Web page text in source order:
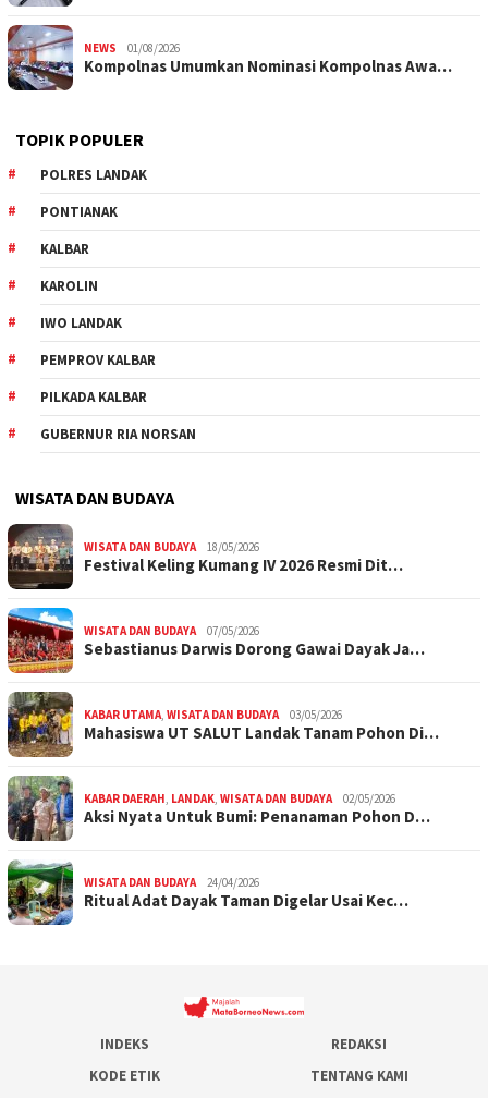
NEWS 01/08/2026
Kompolnas Umumkan Nominasi Kompolnas Awa…
TOPIK POPULER
POLRES LANDAK
PONTIANAK
KALBAR
KAROLIN
IWO LANDAK
PEMPROV KALBAR
PILKADA KALBAR
GUBERNUR RIA NORSAN
WISATA DAN BUDAYA
WISATA DAN BUDAYA 18/05/2026
Festival Keling Kumang IV 2026 Resmi Dit…
WISATA DAN BUDAYA 07/05/2026
Sebastianus Darwis Dorong Gawai Dayak Ja…
KABAR UTAMA, WISATA DAN BUDAYA 03/05/2026
Mahasiswa UT SALUT Landak Tanam Pohon Di…
KABAR DAERAH, LANDAK, WISATA DAN BUDAYA 02/05/2026
Aksi Nyata Untuk Bumi: Penanaman Pohon D…
WISATA DAN BUDAYA 24/04/2026
Ritual Adat Dayak Taman Digelar Usai Kec…
INDEKS
REDAKSI
KODE ETIK
TENTANG KAMI